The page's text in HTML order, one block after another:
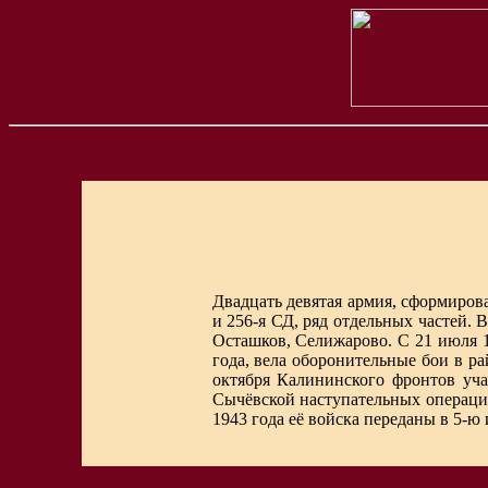
Двадцать девятая армия,
и 256-я СД, ряд отдельных частей.
Осташков, Селижарово. С 21 июля
года, вела оборонительные бои в
октября Калининского фронтов
Сычёвской наступательных
1943 года её войска переданы в 5-